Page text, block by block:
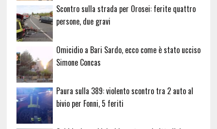
Scontro sulla strada per Orosei: ferite quattro
persone, due gravi
Omicidio a Bari Sardo, ecco come è stato ucciso
Simone Concas
Paura sulla 389: violento scontro tra 2 auto al
bivio per Fonni, 5 feriti